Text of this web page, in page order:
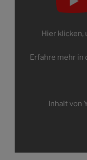
Hier klicken,
Erfahre mehr in
Inhalt von